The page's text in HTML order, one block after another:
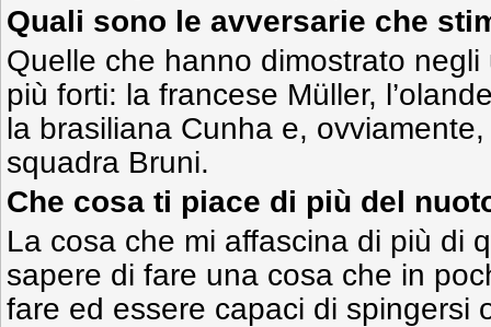
Quali sono le avversarie che
Quelle che hanno dimostrato
più forti: la francese Müller,
la brasiliana Cunha e,
squadra Bruni.
Che cosa ti piace di più del
La cosa che mi affascina di più di
sapere di fare una cosa che in
fare ed essere capaci di spingersi